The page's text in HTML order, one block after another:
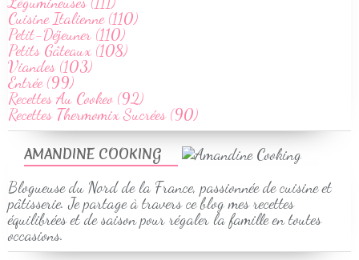
AMANDINE COOKING
Blogueuse du Nord de la France, passionnée de cuisine et
pâtisserie. Je partage à travers ce blog mes recettes
équilibrées et de saison pour régaler la famille en toutes
occasions.
Cuisine Italienne (110)
Petit-Déjeuner (110)
Petits Gâteaux (108)
Viandes (103)
Entrée (99)
Recettes Au Cookeo (92)
Recettes Thermomix Sucrées (90)